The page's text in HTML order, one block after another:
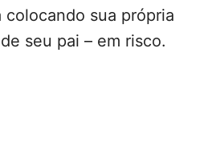
colocando sua própria
seu pai – em risco.